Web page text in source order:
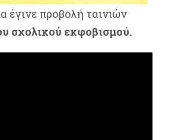
έγινε προβολή ταινιών
σχολικού εκφοβισμού.